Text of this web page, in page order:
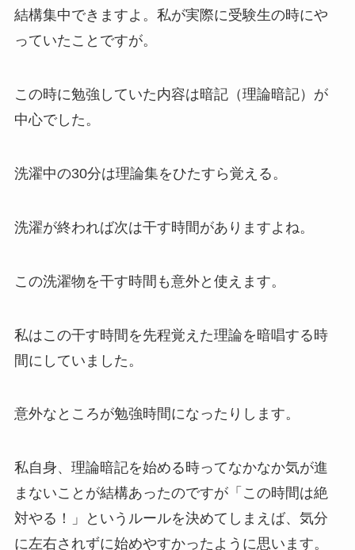
結構集中できますよ。私が実際に受験生の時にや
っていたことですが。
この時に勉強していた内容は暗記（理論暗記）が
中心でした。
洗濯中の30分は理論集をひたすら覚える。
洗濯が終われば次は干す時間がありますよね。
この洗濯物を干す時間も意外と使えます。
私はこの干す時間を先程覚えた理論を暗唱する時
間にしていました。
意外なところが勉強時間になったりします。
私自身、理論暗記を始める時ってなかなか気が進
まないことが結構あったのですが「この時間は絶
対やる！」というルールを決めてしまえば、気分
に左右されずに始めやすかったように思います。